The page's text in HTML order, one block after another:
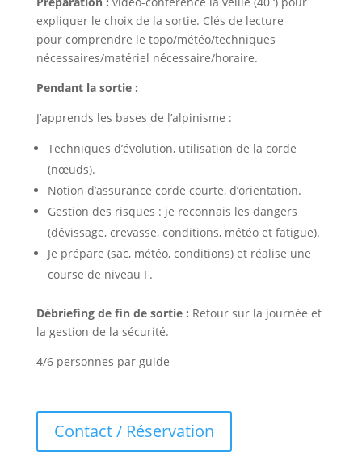
expliquer le choix de la sortie. Clés de lecture
pour comprendre le topo/météo/techniques
nécessaires/matériel nécessaire/horaire.
Pendant la sortie :
J’apprends les bases de l’alpinisme :
Techniques d’évolution, utilisation de la corde
(nœuds).
Notion d’assurance corde courte, d’orientation.
Gestion des risques : je reconnais les dangers
(dévissage, crevasse, conditions, météo et fatigue).
Je prépare (sac, météo, conditions) et réalise une
course de niveau F.
Débriefing de fin de sortie : Retour sur la journée et
la gestion de la sécurité.
4/6 personnes par guide
Contact / Réservation